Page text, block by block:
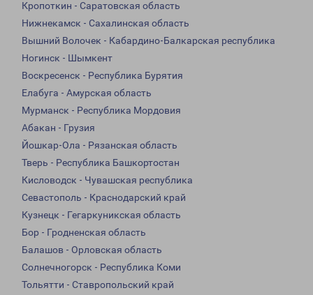
Кропоткин - Саратовская область
Нижнекамск - Сахалинская область
Вышний Волочек - Кабардино-Балкарская республика
Ногинск - Шымкент
Воскресенск - Республика Бурятия
Елабуга - Амурская область
Мурманск - Республика Мордовия
Абакан - Грузия
Йошкар-Ола - Рязанская область
Тверь - Республика Башкортостан
Кисловодск - Чувашская республика
Севастополь - Краснодарский край
Кузнецк - Гегаркуникская область
Бор - Гродненская область
Балашов - Орловская область
Солнечногорск - Республика Коми
Тольятти - Ставропольский край